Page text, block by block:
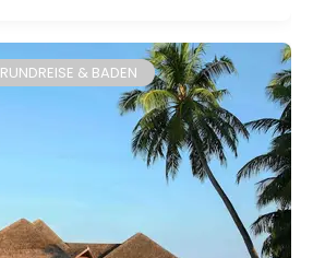
RUNDREISE & BADEN